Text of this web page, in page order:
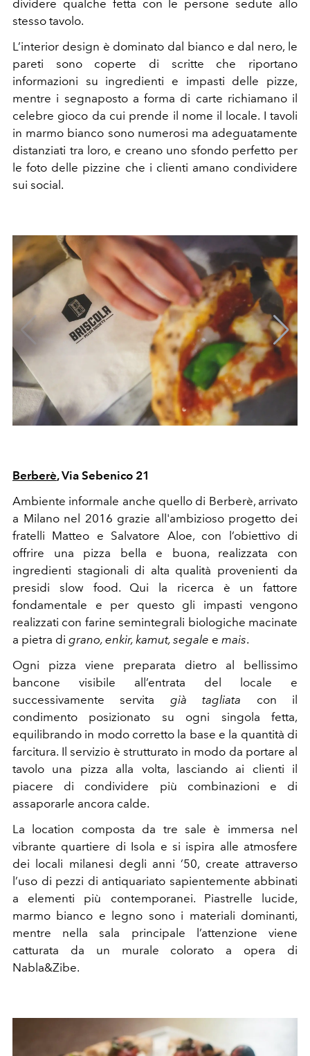
dividere qualche fetta con le persone sedute allo
stesso tavolo.
L’interior design è dominato dal bianco e dal nero, le
pareti sono coperte di scritte che riportano
informazioni su ingredienti e impasti delle pizze,
mentre i segnaposto a forma di carte richiamano il
celebre gioco da cui prende il nome il locale. I tavoli
in marmo bianco sono numerosi ma adeguatamente
distanziati tra loro, e creano uno sfondo perfetto per
le foto delle pizzine che i clienti amano condividere
sui social.
Berberè, Via Sebenico 21
Ambiente informale anche quello di Berberè, arrivato
a Milano nel 2016 grazie all'ambizioso progetto dei
fratelli Matteo e Salvatore Aloe, con l’obiettivo di
offrire una pizza bella e buona, realizzata con
ingredienti stagionali di alta qualità provenienti da
presidi slow food. Qui la ricerca è un fattore
fondamentale e per questo gli impasti vengono
realizzati con farine semintegrali biologiche macinate
a pietra di grano, enkir, kamut, segale e mais.
Ogni pizza viene preparata dietro al bellissimo
bancone visibile all’entrata del locale e
successivamente servita già tagliata con il
condimento posizionato su ogni singola fetta,
equilibrando in modo corretto la base e la quantità di
farcitura. Il servizio è strutturato in modo da portare al
tavolo una pizza alla volta, lasciando ai clienti il
piacere di condividere più combinazioni e di
assaporarle ancora calde.
La location composta da tre sale è immersa nel
vibrante quartiere di Isola e si ispira alle atmosfere
dei locali milanesi degli anni ’50, create attraverso
l’uso di pezzi di antiquariato sapientemente abbinati
a elementi più contemporanei. Piastrelle lucide,
marmo bianco e legno sono i materiali dominanti,
mentre nella sala principale l’attenzione viene
catturata da un murale colorato a opera di
Nabla&Zibe.